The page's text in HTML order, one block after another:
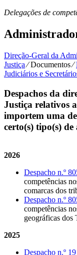
Delegações de
Direção-Geral da
Justiça⁄Documentos⁄
Judiciários e
Despachos da
Justiça relativos
importem uma
certo(s) tipo(s) de
2026
Despacho n.º
competências
comarcas dos
Despacho n.º
competências
geográficas dos
2025
Despacho n.º